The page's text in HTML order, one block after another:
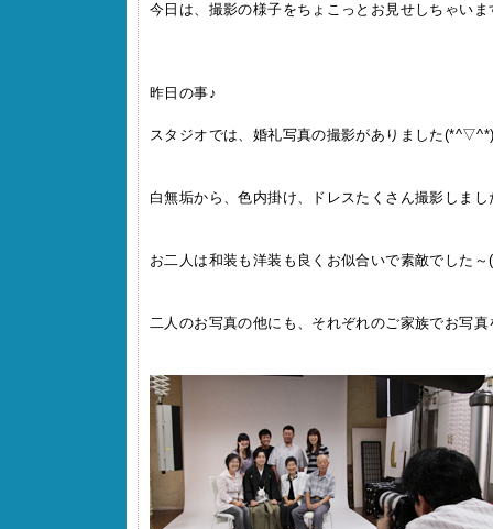
今日は、撮影の様子をちょこっとお見せしちゃいま
昨日の事♪
スタジオでは、婚礼写真の撮影がありました
白無垢から、色内掛け、ドレスたくさん撮影しまし
お二人は和装も洋装も良くお似合いで素敵でした～
二人のお写真の他にも、それぞれのご家族でお写